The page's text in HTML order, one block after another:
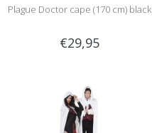
Plague Doctor cape (170 cm) black
€29,95